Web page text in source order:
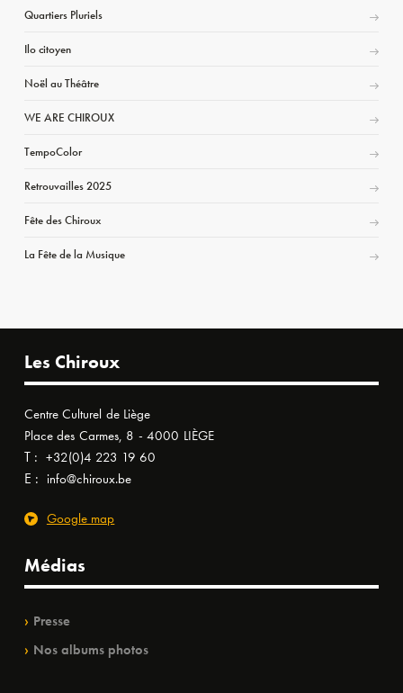
Quartiers Pluriels
Ilo citoyen
Noël au Théâtre
WE ARE CHIROUX
TempoColor
Retrouvailles 2025
Fête des Chiroux
La Fête de la Musique
Les Chiroux
Centre Culturel de Liège
Place des Carmes, 8 - 4000 LIÈGE
T : +32(0)4 223 19 60
E : info@chiroux.be
Google map
Médias
Presse
Nos albums photos